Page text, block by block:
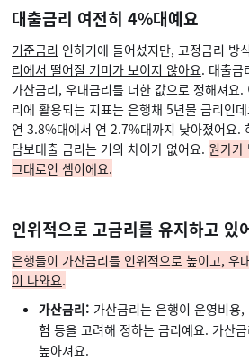
대출금리 여전히 4%대예요
기준금리 인하기에 들어섰지만, 고정금리 방
리에서 떨어질 기미가 보이지 않아요. 대출금
가산금리, 우대금리를 더한 값으로 정해져요
리에 활용되는 지표는 은행채 5년물 금리인
연 3.8%대에서 연 2.7%대까지 낮아졌어요.
담보대출 금리는 거의 차이가 없어요. 원가가
그대로인 셈이에요.
인위적으로 고금리를 유지하고 있
은행들이 가산금리를 인위적으로 높이고, 우
이 나와요.
가산금리: 가산금리는 은행이 운영비용
험 등을 고려해 정하는 금리예요. 가산
높아져요.